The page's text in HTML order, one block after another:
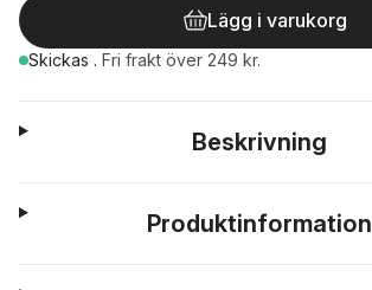
Lägg i varukorg
Skickas . Fri frakt över 249 kr.
Beskrivning
Produktinformation